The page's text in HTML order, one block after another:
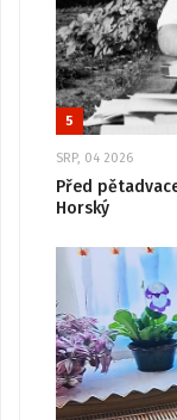
5
SRP, 04 2026
Před
Horský